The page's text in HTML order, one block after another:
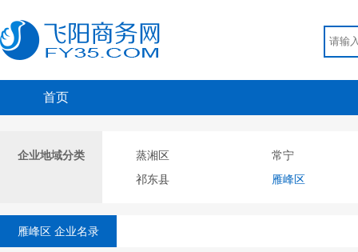
首页
企业地域分类 蒸湘区
常宁
祁东县
雁峰区
雁峰区 企业名录